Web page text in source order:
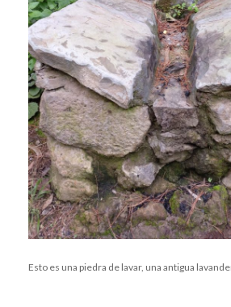
Esto es una piedra de lavar, una antigua